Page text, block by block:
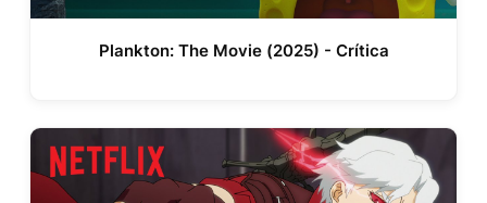
Plankton: The Movie (2025) - Crítica